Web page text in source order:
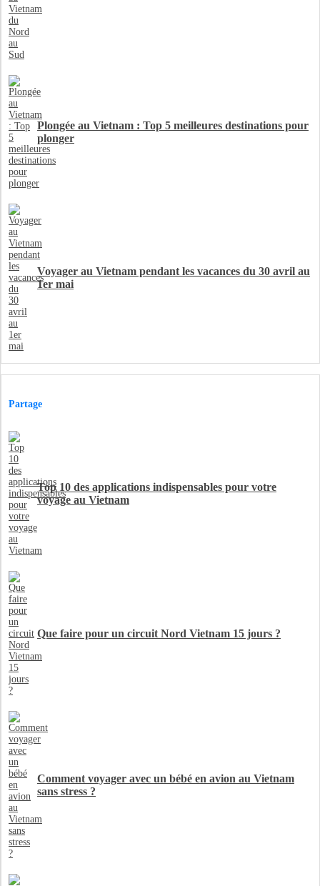
Plongée au Vietnam : Top 5 meilleures destinations pour
plonger
Voyager au Vietnam pendant les vacances du 30 avril au
1er mai
Partage
Top 10 des applications indispensables pour votre
voyage au Vietnam
Que faire pour un circuit Nord Vietnam 15 jours ?
Comment voyager avec un bébé en avion au Vietnam
sans stress ?